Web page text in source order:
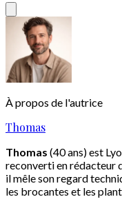
À propos de l'autrice
Thomas
Thomas (40 ans) est
reconverti en rédacteur
il mêle son regard
les brocantes et les